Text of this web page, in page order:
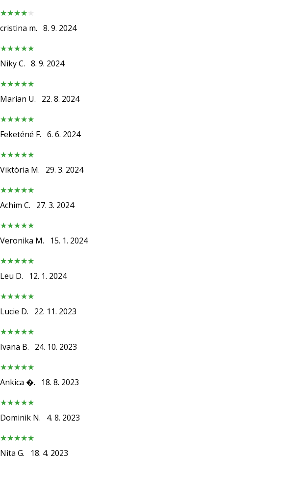
cristina m. 8. 9. 2024
Niky C. 8. 9. 2024
Marian U. 22. 8. 2024
Feketéné F. 6. 6. 2024
Viktória M. 29. 3. 2024
Achim C. 27. 3. 2024
Veronika M. 15. 1. 2024
Leu D. 12. 1. 2024
Lucie D. 22. 11. 2023
Ivana B. 24. 10. 2023
Ankica �. 18. 8. 2023
Dominik N. 4. 8. 2023
Nita G. 18. 4. 2023